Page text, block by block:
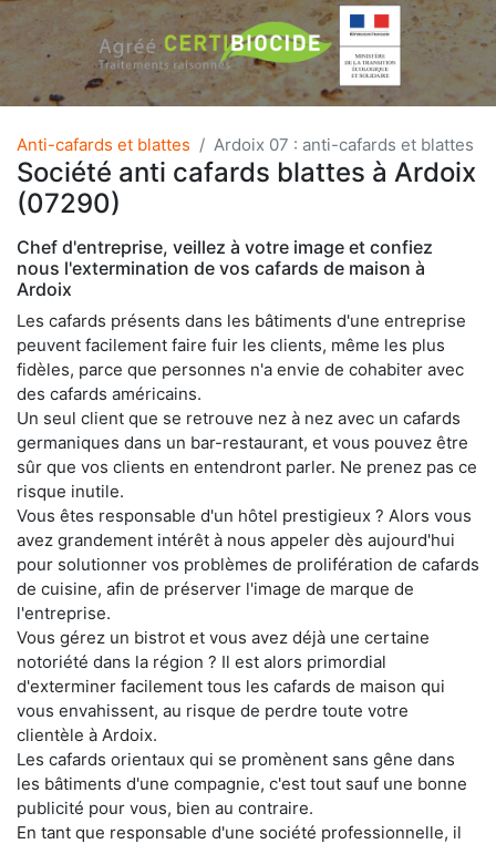
Anti-cafards et blattes Ardoix 07 : anti-cafards et blattes
Société anti cafards blattes à Ardoix
(07290)
Chef d'entreprise, veillez à votre image et confiez
nous l'extermination de vos cafards de maison à
Ardoix
Les cafards présents dans les bâtiments d'une entreprise
peuvent facilement faire fuir les clients, même les plus
fidèles, parce que personnes n'a envie de cohabiter avec
des cafards américains.
Un seul client que se retrouve nez à nez avec un cafards
germaniques dans un bar-restaurant, et vous pouvez être
sûr que vos clients en entendront parler. Ne prenez pas ce
risque inutile.
Vous êtes responsable d'un hôtel prestigieux ? Alors vous
avez grandement intérêt à nous appeler dès aujourd'hui
pour solutionner vos problèmes de prolifération de cafards
de cuisine, afin de préserver l'image de marque de
l'entreprise.
Vous gérez un bistrot et vous avez déjà une certaine
notoriété dans la région ? Il est alors primordial
d'exterminer facilement tous les cafards de maison qui
vous envahissent, au risque de perdre toute votre
clientèle à Ardoix.
Les cafards orientaux qui se promènent sans gêne dans
les bâtiments d'une compagnie, c'est tout sauf une bonne
publicité pour vous, bien au contraire.
En tant que responsable d'une société professionnelle, il